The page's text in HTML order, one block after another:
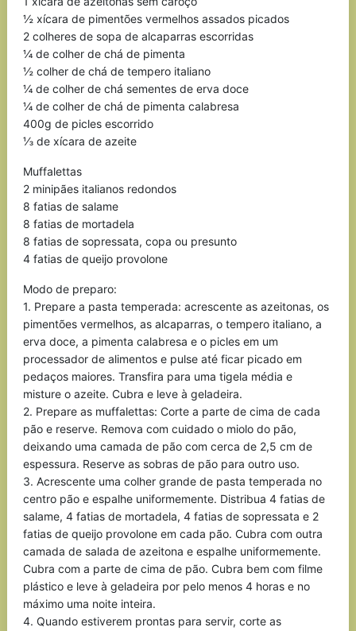
½ xícara de pimentões vermelhos assados picados
2 colheres de sopa de alcaparras escorridas
¼ de colher de chá de pimenta
½ colher de chá de tempero italiano
¼ de colher de chá sementes de erva doce
¼ de colher de chá de pimenta calabresa
400g de picles escorrido
⅓ de xícara de azeite
Muffalettas
2 minipães italianos redondos
8 fatias de salame
8 fatias de mortadela
8 fatias de sopressata, copa ou presunto
4 fatias de queijo provolone
Modo de preparo:
1. Prepare a pasta temperada: acrescente as azeitonas, os
pimentões vermelhos, as alcaparras, o tempero italiano, a
erva doce, a pimenta calabresa e o picles em um
processador de alimentos e pulse até ficar picado em
pedaços maiores. Transfira para uma tigela média e
misture o azeite. Cubra e leve à geladeira.
2. Prepare as muffalettas: Corte a parte de cima de cada
pão e reserve. Remova com cuidado o miolo do pão,
deixando uma camada de pão com cerca de 2,5 cm de
espessura. Reserve as sobras de pão para outro uso.
3. Acrescente uma colher grande de pasta temperada no
centro pão e espalhe uniformemente. Distribua 4 fatias de
salame, 4 fatias de mortadela, 4 fatias de sopressata e 2
fatias de queijo provolone em cada pão. Cubra com outra
camada de salada de azeitona e espalhe uniformemente.
Cubra com a parte de cima de pão. Cubra bem com filme
plástico e leve à geladeira por pelo menos 4 horas e no
máximo uma noite inteira.
4. Quando estiverem prontas para servir, corte as